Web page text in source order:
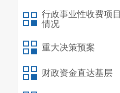
行政事业性收费项目
情况
重大决策预案
财政资金直达基层